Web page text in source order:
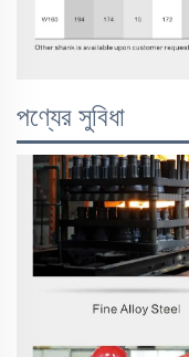
পণ্যের সুবিধা